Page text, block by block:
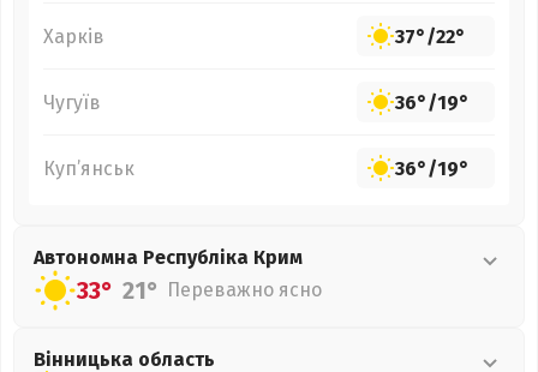
Харків 37°/22°
Чугуїв 36°/19°
Куп’янськ 36°/19°
Автономна Республіка Крим
33° 21° Переважно ясно
Вінницька область